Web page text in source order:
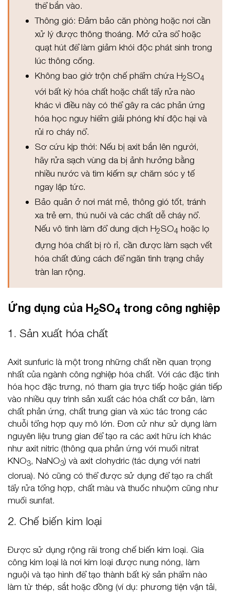
thể bắn vào.
Thông gió: Đảm bảo căn phòng hoặc nơi cần
xử lý được thông thoáng. Mở cửa sổ hoặc
quạt hút để làm giảm khói độc phát sinh trong
lúc thông cống.
Không bao giờ trộn chế phẩm chứa H2SO4
với bất kỳ hóa chất hoặc chất tẩy rửa nào
khác vì điều này có thể gây ra các phản ứng
hóa học nguy hiểm giải phóng khí độc hại và
rủi ro cháy nổ.
Sơ cứu kịp thời: Nếu bị axit bắn lên người,
hãy rửa sạch vùng da bị ảnh hưởng bằng
nhiều nước và tìm kiếm sự chăm sóc y tế
ngay lập tức.
Bảo quản ở nơi mát mẻ, thông gió tốt, tránh
xa trẻ em, thú nuôi và các chất dễ cháy nổ.
Nếu vô tình làm đổ dung dịch H2SO4 hoặc lọ
đựng hóa chất bị rò rỉ, cần được làm sạch vết
hóa chất đúng cách để ngăn tình trạng chảy
tràn lan rộng.
Ứng dụng của H2SO4 trong công nghiệp
1. Sản xuất hóa chất
Axit sunfuric là một trong những chất nền quan trọng
nhất của ngành công nghiệp hóa chất. Với các đặc tính
hóa học đặc trưng, nó tham gia trực tiếp hoặc gián tiếp
vào nhiều quy trình sản xuất các hóa chất cơ bản, làm
chất phản ứng, chất trung gian và xúc tác trong các
chuỗi tổng hợp quy mô lớn. Đơn cử như sử dụng làm
nguyên liệu trung gian để tạo ra các axit hữu ích khác
như axit nitric (thông qua phản ứng với muối nitrat
KNO3, NaNO3) và axit clohydric (tác dụng với natri
clorua). Nó cũng có thể được sử dụng để tạo ra chất
tẩy rửa tổng hợp, chất màu và thuốc nhuộm cũng như
muối sunfat.
2. Chế biến kim loại
Được sử dụng rộng rãi trong chế biến kim loại. Gia
công kim loại là nơi kim loại được nung nóng, làm
nguội và tạo hình để tạo thành bất kỳ sản phẩm nào
làm từ thép, sắt hoặc đồng (ví dụ: phương tiện vận tải,